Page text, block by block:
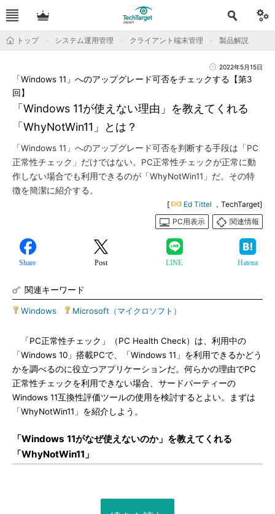
トップ システム運用管理 クライアント端末管理 製品解説
2022年5月15日
「Windows 11が使えない理由」を教えてくれる
「WhyNotWin11」とは？
「Windows 11」へのアップグレード可否をチェックする【第3
回】
「Windows 11」へのアップグレード可否を判断する手段は「PC
正常性チェック」だけではない。PC正常性チェックが正常に動
作しない場合でも利用できるのが「WhyNotWin11」だ。その特
徴を簡潔に紹介する。
[ Ed Tittel ，TechTarget]
PC用表示
関連情報
Share Post LINE Hatena
関連キーワード
Windows Microsoft（マイクロソフト）
「PC正常性チェック」（PC Health Check）は、利用中の
「Windows 10」搭載PCで、「Windows 11」を利用できるかどう
かを調べるのに役立つアプリケーションだ。何らかの理由でPC
正常性チェックを利用できない場合、サードパーティーの
Windows 11互換性評価ツールの使用を検討するとよい。まずは
「WhyNotWin11」を紹介しよう。
「Windows 11がなぜ使えないのか」を教えてくれる
「WhyNotWin11」